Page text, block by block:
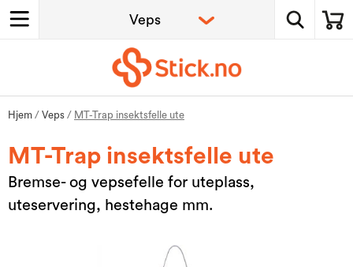
Hjem / Veps / MT-Trap insektsfelle ute
MT-Trap insektsfelle ute
Bremse- og vepsefelle for uteplass,
uteservering, hestehage mm.